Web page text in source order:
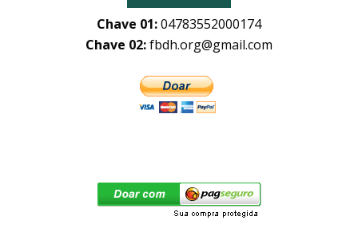
Chave 01:04783552000174
Chave 02:fbdh.org@gmail.com